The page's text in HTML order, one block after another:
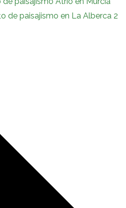
de paisajismo en La Alberca 2